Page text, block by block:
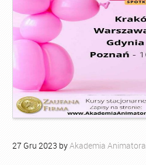
27 Gru 2023 byAkademia Animatora